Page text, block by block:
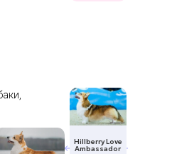
Hillberry Love
Ambassador